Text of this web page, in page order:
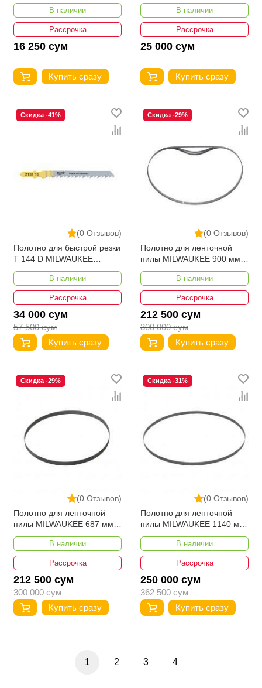
INGCO SSB644D
В наличии
Рассрочка
16 250 сум
Купить сразу
В наличии
Рассрочка
25 000 сум
Купить сразу
(0 Отзывов)
Скидка -41%
Полотно для быстрой резки
T 144 D MILWAUKEE
4932213116
В наличии
Рассрочка
34 000 сум
57 500 сум
Купить сразу
(0 Отзывов)
Скидка -29%
Полотно для ленточной
пилы MILWAUKEE 900 мм
3шт 48390539
В наличии
Рассрочка
212 500 сум
300 000 сум
Купить сразу
(0 Отзывов)
Скидка -29%
Полотно для ленточной
пилы MILWAUKEE 687 мм 3
шт 48390572
В наличии
Рассрочка
212 500 сум
300 000 сум
Купить сразу
(0 Отзывов)
Скидка -31%
Полотно для ленточной
пилы MILWAUKEE 1140 мм
3шт 48390531
В наличии
Рассрочка
250 000 сум
362 500 сум
Купить сразу
1 2 3 4